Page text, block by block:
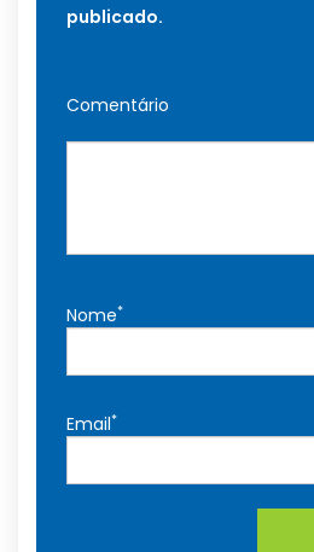
publicado.
Comentário
Nome*
Email*